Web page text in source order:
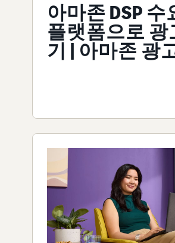
아마존 DSP 수
플랫폼으로 광
기 | 아마존 광